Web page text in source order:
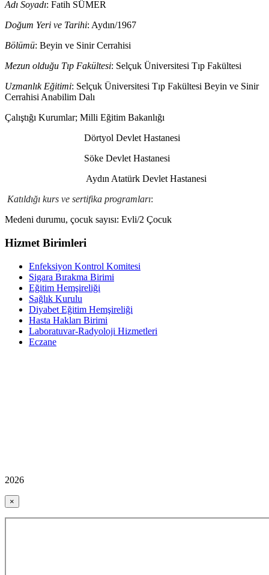
Adı Soyadı: Fatih SÜMER
Doğum Yeri ve Tarihi: Aydın/1967
Bölümü: Beyin ve Sinir Cerrahisi
Mezun olduğu Tıp Fakültesi: Selçuk Üniversitesi Tıp Fakültesi
Uzmanlık Eğitimi: Selçuk Üniversitesi Tıp Fakültesi Beyin ve Sinir
Cerrahisi Anabilim Dalı
Çalıştığı Kurumlar; Milli Eğitim Bakanlığı
Dörtyol Devlet Hastanesi
Söke Devlet Hastanesi
Aydın Atatürk Devlet Hastanesi
Katıldığı kurs ve sertifika programları:
Medeni durumu, çocuk sayısı: Evli/2 Çocuk
Hizmet Birimleri
Enfeksiyon Kontrol Komitesi
Sigara Bırakma Birimi
Eğitim Hemşireliği
Sağlık Kurulu
Diyabet Eğitim Hemşireliği
Hasta Hakları Birimi
Laboratuvar-Radyoloji Hizmetleri
Eczane
2026
×